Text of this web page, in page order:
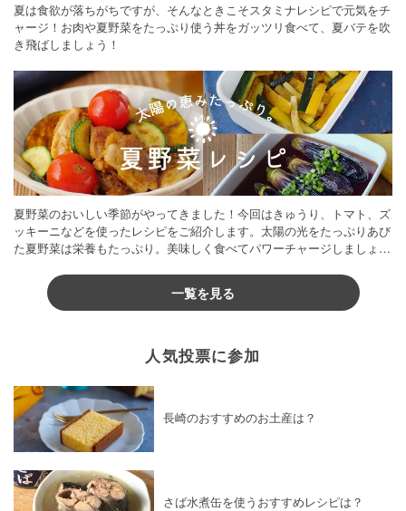
夏は食欲が落ちがちですが、そんなときこそスタミナレシピで元気をチ
ャージ！お肉や夏野菜をたっぷり使う丼をガッツリ食べて、夏バテを吹
き飛ばしましょう！
夏野菜のおいしい季節がやってきました！今回はきゅうり、トマト、ズ
ッキーニなどを使ったレシピをご紹介します。太陽の光をたっぷりあび
た夏野菜は栄養もたっぷり。美味しく食べてパワーチャージしましょう
一覧を見る
人気投票に参加
長崎のおすすめのお土産は？
さば水煮缶を使うおすすめレシピは？